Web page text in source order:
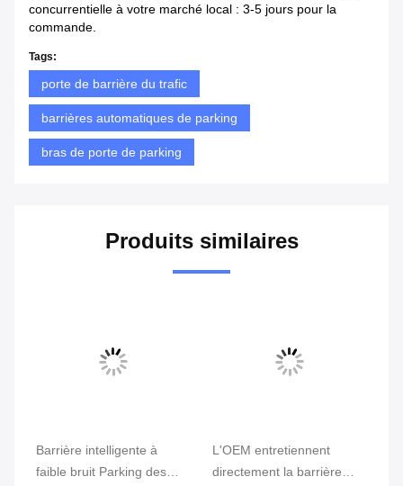
concurrentielle à votre marché local : 3-5 jours pour la
commande.
Tags:
porte de barrière du trafic
barrières automatiques de parking
bras de porte de parking
Produits similaires
Barrière intelligente à
faible bruit Parking des
L'OEM entretiennent
directement la barrière